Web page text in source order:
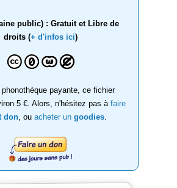
public) : Gratuit et Libre de
droits (+ d'infos ici)
phonothèque payante, ce fichier
5 €. Alors, n'hésitez pas à faire
don , ou acheter un goodies